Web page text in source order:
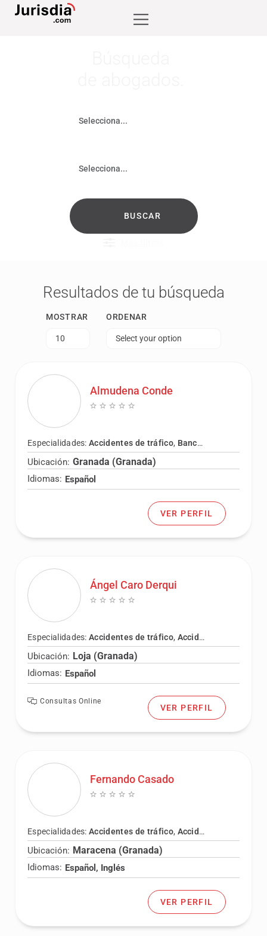
Resultados de tu búsqueda
MOSTRAR
10
ORDENAR
Select your option
Almudena Conde
Especialidades:Accidentes de tráfico, Bancario
Ubicación: Granada (Granada)
Idiomas: Español
VER PERFIL
Ángel Caro Derqui
Especialidades:Accidentes de tráfico, Accidentes laborales
Ubicación: Loja (Granada)
Idiomas: Español
Consultas Online
VER PERFIL
Fernando Casado
Especialidades:Accidentes de tráfico, Accidentes laborales
Ubicación: Maracena (Granada)
Idiomas: Español, Inglés
VER PERFIL